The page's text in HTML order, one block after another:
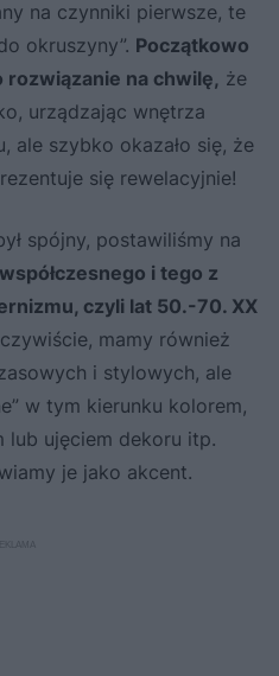
na czynniki pierwsze, te
okruszyny”. Początkowo
na chwilę, że
urządzając wnętrza
ale szybko okazało się, że
się rewelacyjnie!
spójny, postawiliśmy na
i tego z
czyli lat 50.-70. XX
mamy również
i stylowych, ale
w tym kierunku kolorem,
lub ujęciem dekoru itp.
je jako akcent.